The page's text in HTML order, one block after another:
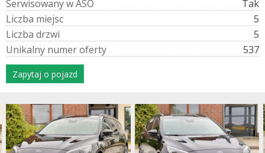
SerwisowanywASO
Tak
Liczba miejsc
5
Liczba drzwi
5
Unikalny numeroferty 537
Zapytaj o pojazd